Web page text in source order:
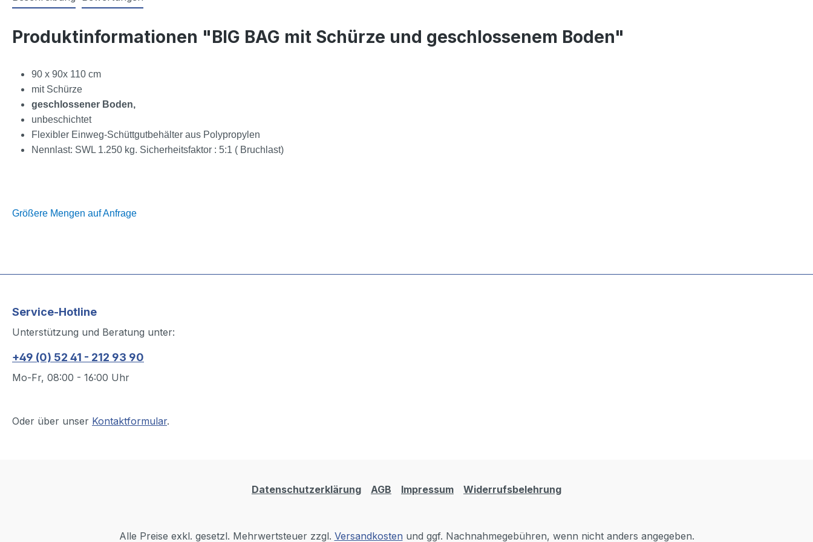
Produktinformationen "BIG BAG mit Schürze und geschlossenem Boden"
90 x 90x 110 cm
mit Schürze
geschlossener Boden,
unbeschichtet
Flexibler Einweg-Schüttgutbehälter aus Polypropylen
Nennlast: SWL 1.250 kg. Sicherheitsfaktor : 5:1 ( Bruchlast)
Größere Mengen auf Anfrage
Service-Hotline
Unterstützung und Beratung unter:
+49 (0) 52 41 - 212 93 90
Mo-Fr, 08:00 - 16:00 Uhr
Oder über unser Kontaktformular.
Datenschutzerklärung AGB Impressum Widerrufsbelehrung
Alle Preise exkl. gesetzl. Mehrwertsteuer zzgl. Versandkosten und ggf. Nachnahmegebühren, wenn nicht anders angegeben.